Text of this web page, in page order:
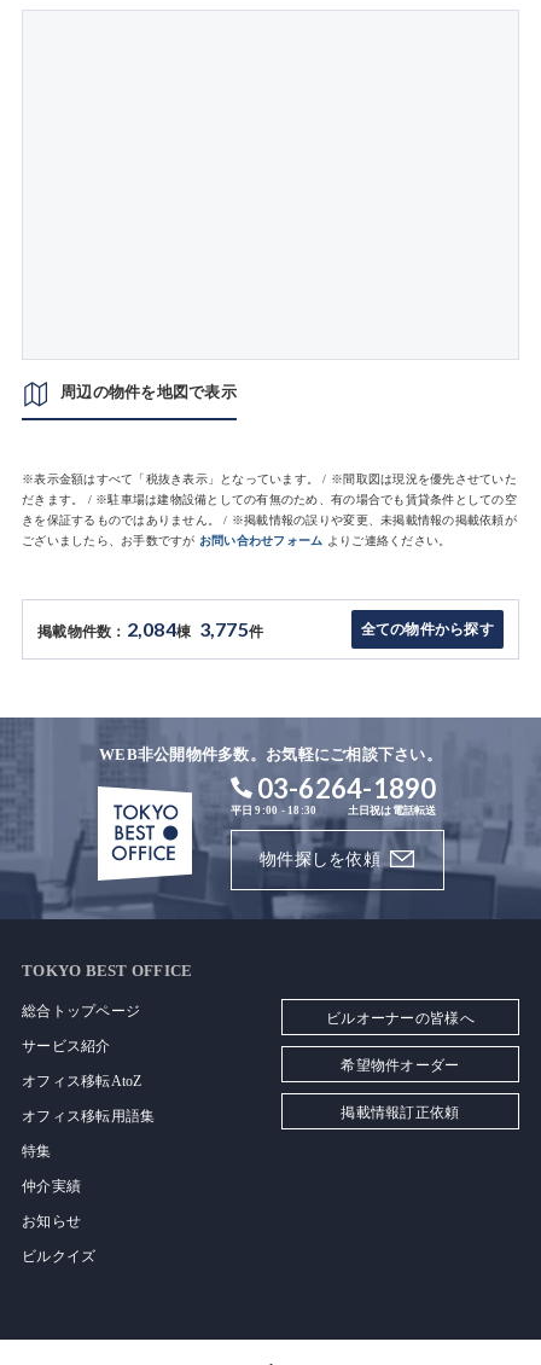
周辺の物件を地図で表示
※表示金額はすべて「税抜き表示」となっています。 / ※間取図は現況を優先させていた
だきます。 / ※駐車場は建物設備としての有無のため、有の場合でも賃貸条件としての空
きを保証するものではありません。 / ※掲載情報の誤りや変更、未掲載情報の掲載依頼が
ございましたら、お手数ですが お問い合わせフォーム よりご連絡ください。
掲載物件数： 2,084棟 3,775件 全ての物件から探す
WEB非公開物件多数。お気軽にご相談下さい。
03-6264-1890
平日 9:00 - 18:30 土日祝は電話転送
物件探しを依頼
TOKYO BEST OFFICE
総合トップページ
サービス紹介
オフィス移転AtoZ
オフィス移転用語集
特集
仲介実績
お知らせ
ビルクイズ
ビルオーナーの皆様へ
希望物件オーダー
掲載情報訂正依頼